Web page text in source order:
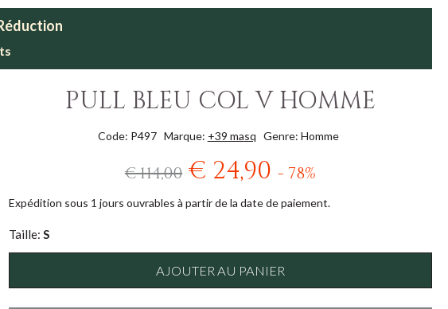
PULL BLEU COL V HOMME
Code: P497 Marque: +39 masq Genre: Homme
€ 114,00 € 24,90 - 78%
Expédition sous 1 jours ouvrables à partir de la date de paiement.
Taille:S
AJOUTER AU PANIER